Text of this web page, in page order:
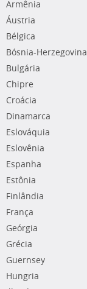
Armênia
Áustria
Bélgica
Bósnia-Herzegovina
Bulgária
Chipre
Croácia
Dinamarca
Eslováquia
Eslovênia
Espanha
Estônia
Finlândia
França
Geórgia
Grécia
Guernsey
Hungria